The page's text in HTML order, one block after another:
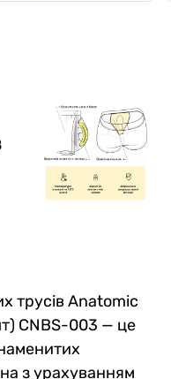
трусів Anatomic
CNBS-003 — це
з урахуванням